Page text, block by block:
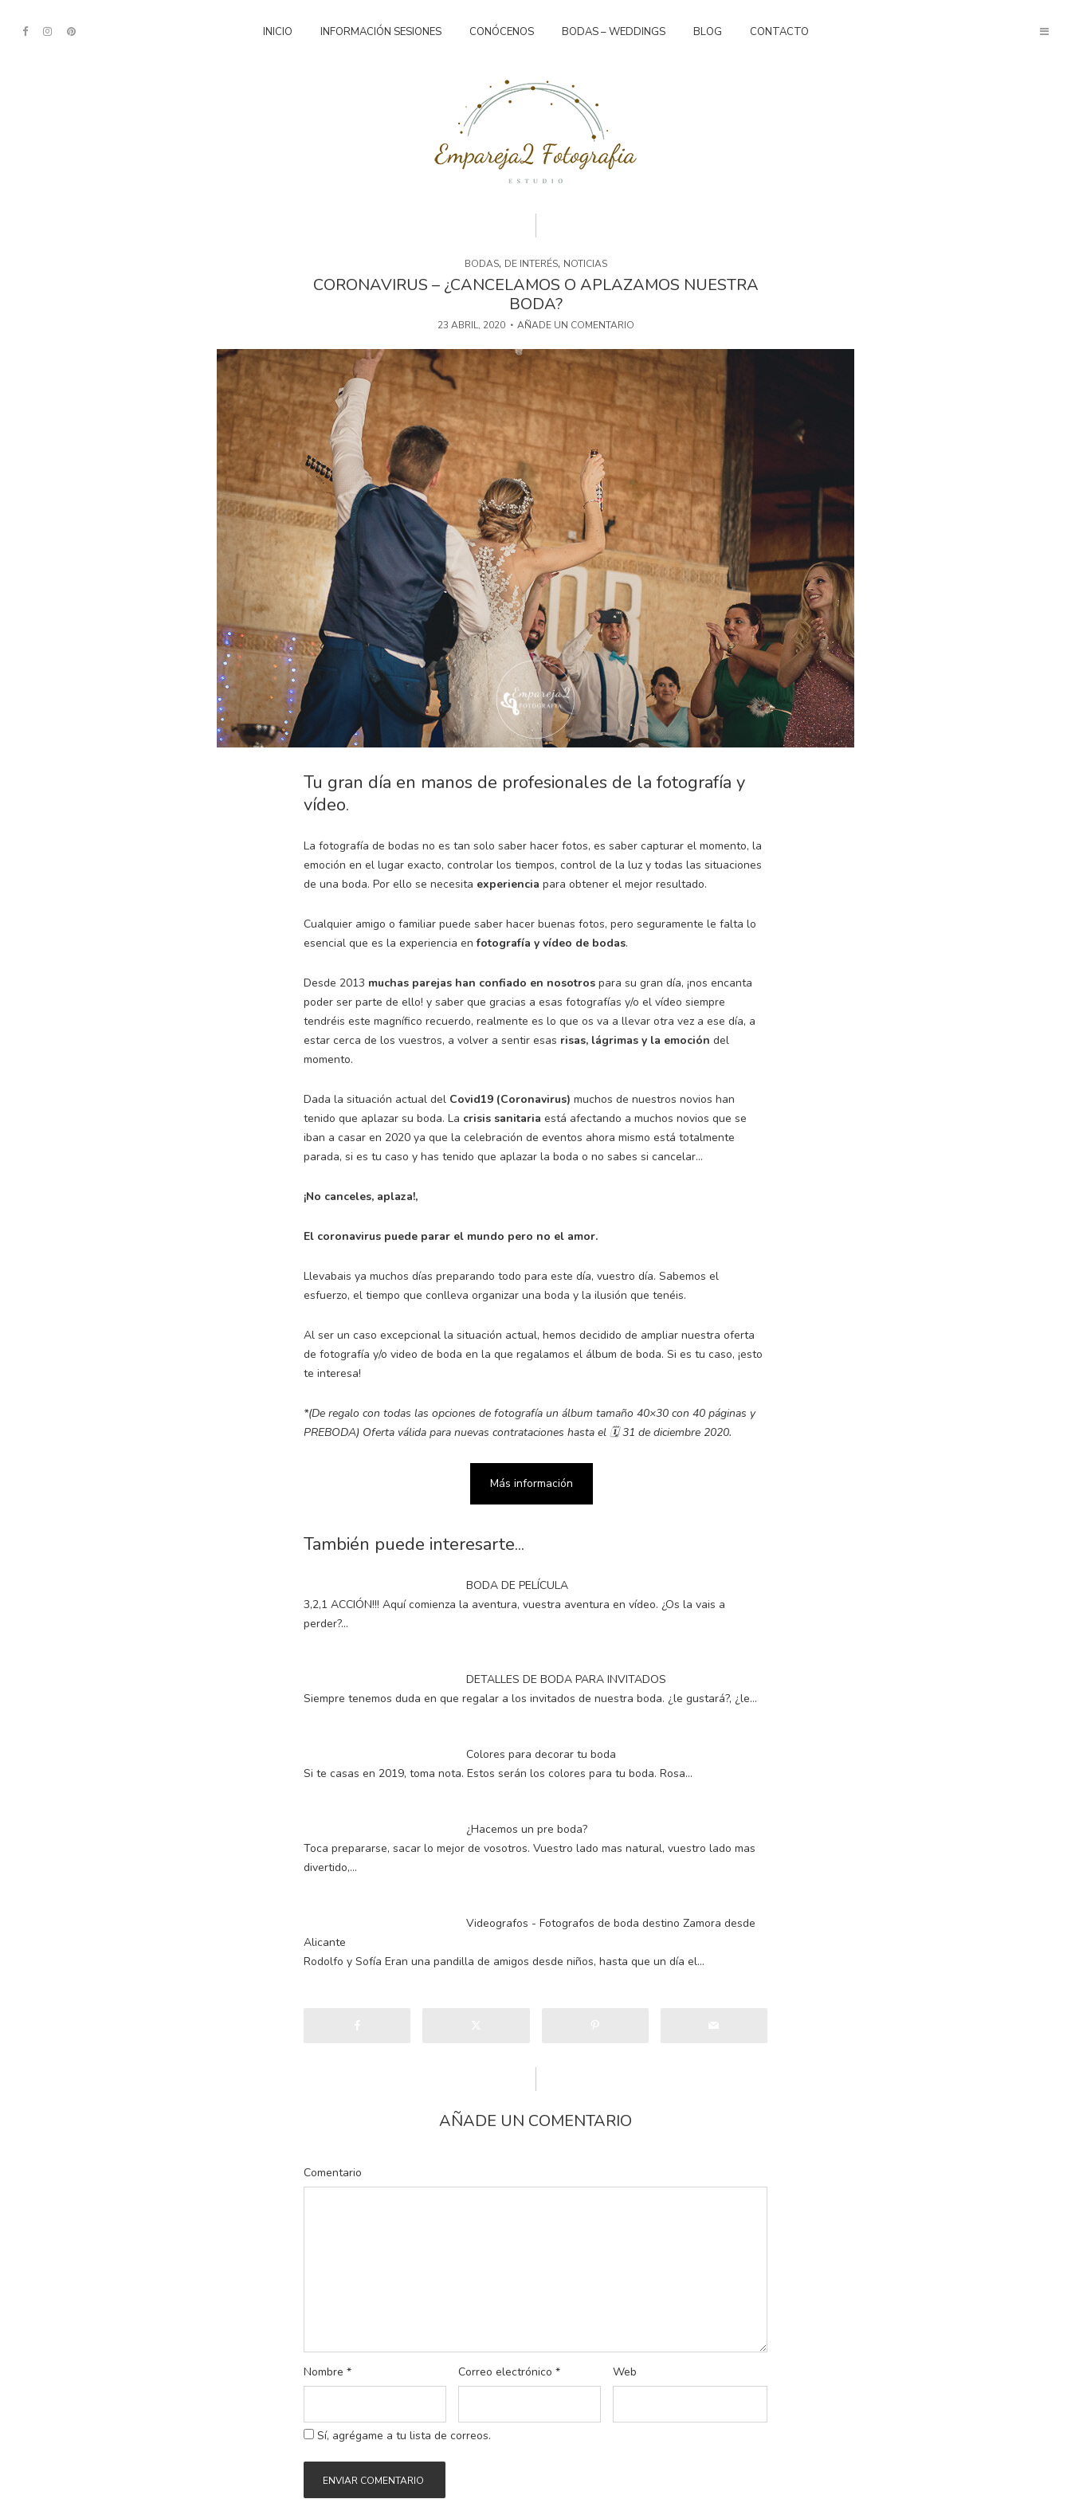
INICIO INFORMACIÓN SESIONES CONÓCENOS BODAS – WEDDINGS BLOG CONTACTO
BODAS, DE INTERÉS, NOTICIAS
CORONAVIRUS – ¿CANCELAMOS O APLAZAMOS NUESTRA
BODA?
23 ABRIL, 2020 AÑADE UN COMENTARIO
Tu gran día en manos de profesionales de la fotografía y
vídeo.
La fotografía de bodas no es tan solo saber hacer fotos, es saber capturar el momento, la
emoción en el lugar exacto, controlar los tiempos, control de la luz y todas las situaciones
de una boda. Por ello se necesita experiencia para obtener el mejor resultado.
Cualquier amigo o familiar puede saber hacer buenas fotos, pero seguramente le falta lo
esencial que es la experiencia enfotografía y vídeo de bodas.
Desde 2013 muchas parejas han confiado en nosotros para su gran día, ¡nos encanta
poder ser parte de ello! y saber que gracias a esas fotografías y/o el vídeo siempre
tendréis este magnífico recuerdo, realmente es lo que os va a llevar otra vez a ese día, a
estar cerca de los vuestros, a volver a sentir esas risas, lágrimas y la emoción del
momento.
Dada la situación actual del Covid19 (Coronavirus) muchos de nuestros novios han
tenido que aplazar su boda. La crisis sanitaria está afectando a muchos novios que se
iban a casar en 2020 ya que la celebración de eventos ahora mismo está totalmente
parada, si es tu caso y has tenido que aplazar la boda o no sabes si cancelar…
¡No canceles, aplaza!,
El coronavirus puede parar el mundo pero no el amor.
Llevabais ya muchos días preparando todo para este día, vuestro día. Sabemos el
esfuerzo, el tiempo que conlleva organizar una boda y la ilusión que tenéis.
Al ser un caso excepcional la situación actual, hemos decidido de ampliar nuestra oferta
de fotografía y/o video de boda en la que regalamos el álbum de boda. Si es tu caso, ¡esto
te interesa!
*(De regalo con todas las opciones de fotografía un álbum tamaño 40×30 con 40 páginas y
PREBODA) Oferta válida para nuevas contrataciones hasta el 🗓31 de diciembre 2020.
Más información
También puede interesarte...
BODA DE PELÍCULA
3,2,1 ACCIÓN!!! Aquí comienza la aventura, vuestra aventura en vídeo. ¿Os la vais a
perder?…
DETALLES DE BODA PARA INVITADOS
Siempre tenemos duda en que regalar a los invitados de nuestra boda. ¿le gustará?, ¿le…
Colores para decorar tu boda
Si te casas en 2019, toma nota. Estos serán los colores para tu boda. Rosa…
¿Hacemos un pre boda?
Toca prepararse, sacar lo mejor de vosotros. Vuestro lado mas natural, vuestro lado mas
divertido,…
Videografos - Fotografos de boda destino Zamora desde
Alicante
Rodolfo y Sofía Eran una pandilla de amigos desde niños, hasta que un día el…
AÑADE UN COMENTARIO
Comentario
Nombre * Correo electrónico * Web
Sí, agrégame a tu lista de correos.